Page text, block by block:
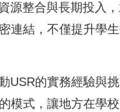
源整合與長期投入
連結，不僅提升學
USR的實務經驗與
模式，讓地方在學